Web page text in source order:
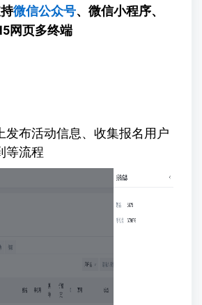
微信公众号、微信小程序、
网页多终端
发布活动信息、收集报名用户
等流程